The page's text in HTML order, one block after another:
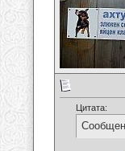
Цитата: